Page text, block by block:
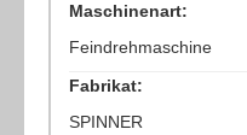
Maschinenart:
Feindrehmaschine
Fabrikat:
SPINNER